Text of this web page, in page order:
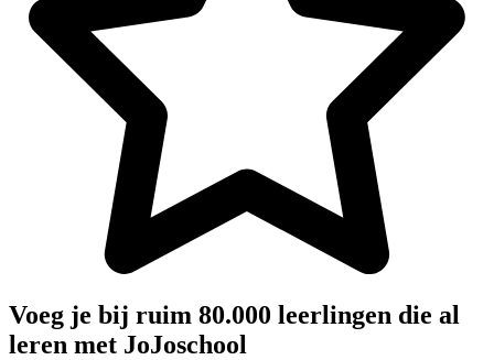
Voeg je bij ruim 80.000 leerlingen die al
leren met JoJoschool